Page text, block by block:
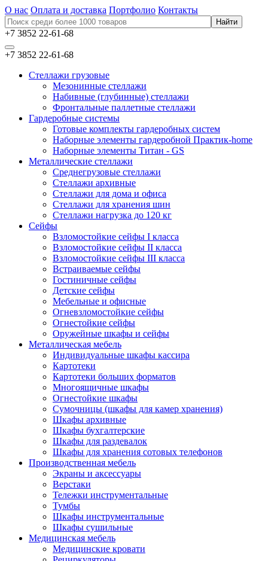
О нас Оплата и доставка Портфолио Контакты
+7 3852 22-61-68
+7 3852 22-61-68
Стеллажи грузовые
Мезонинные стеллажи
Набивные (глубинные) стеллажи
Фронтальные паллетные стеллажи
Гардеробные системы
Готовые комплекты гардеробных систем
Наборные элементы гардеробной Практик-home
Наборные элементы Титан - GS
Металлические стеллажи
Среднегрузовые стеллажи
Стеллажи архивные
Стеллажи для дома и офиса
Стеллажи для хранения шин
Стеллажи нагрузка до 120 кг
Сейфы
Взломостойкие сейфы I класса
Взломостойкие сейфы II класса
Взломостойкие сейфы III класса
Встраиваемые сейфы
Гостиничные сейфы
Детские сейфы
Мебельные и офисные
Огневзломостойкие сейфы
Огнестойкие сейфы
Оружейные шкафы и сейфы
Металлическая мебель
Индивидуальные шкафы кассира
Картотеки
Картотеки больших форматов
Многоящичные шкафы
Огнестойкие шкафы
Сумочницы (шкафы для камер хранения)
Шкафы архивные
Шкафы бухгалтерские
Шкафы для раздевалок
Шкафы для хранения сотовых телефонов
Производственная мебель
Экраны и аксессуары
Верстаки
Тележки инструментальные
Тумбы
Шкафы инструментальные
Шкафы сушильные
Медицинская мебель
Медицинские кровати